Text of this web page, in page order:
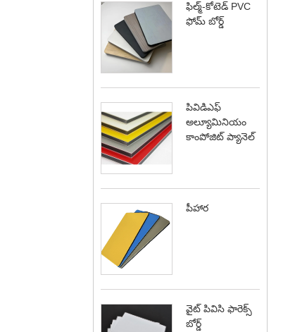
ఫిల్మ్-కోటెడ్ PVC
ఫోమ్ బోర్డ్
పివిడిఎఫ్
అల్యూమినియం
కాంపోజిట్ ప్యానెల్
పీహార
వైట్ పివిసి ఫారెక్స్
బోర్డ్